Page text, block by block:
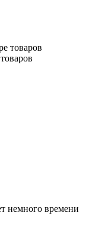
немного времени